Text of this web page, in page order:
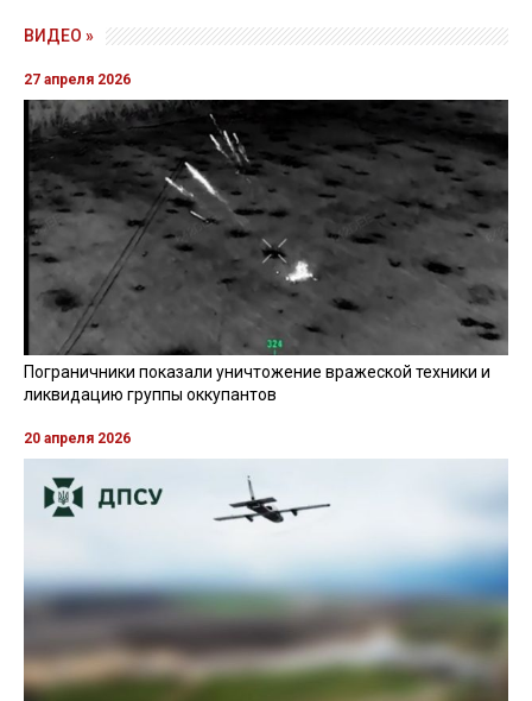
ВИДЕО »
27 апреля 2026
Пограничники показали уничтожение вражеской техники и
ликвидацию группы оккупантов
20 апреля 2026